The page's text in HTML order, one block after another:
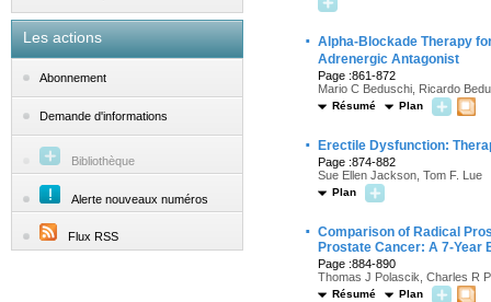
Les actions
Abonnement
Demande d'informations
Bibliothèque
Alerte nouveaux numéros
Flux RSS
· Alpha-Blockade Therapy
Adrenergic Antagonist
Page :861-872
Mario C Beduschi, Ricardo
Résumé Plan
· Erectile Dysfunction:
Page :874-882
Sue Ellen Jackson, Tom F. Lue
Plan
· Comparison of Radical
Prostate Cancer: A 7-Year
Page :884-890
Thomas J Polascik, Charles R
Résumé Plan